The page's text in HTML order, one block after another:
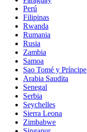
Perú
Filipinas
Rwanda
Rumania
Rusia
Zambia
Samoa
Sao Tomé y Príncipe
Arabia Saudita
Senegal
Serbia
Seychelles
Sierra Leona
Zimbabwe